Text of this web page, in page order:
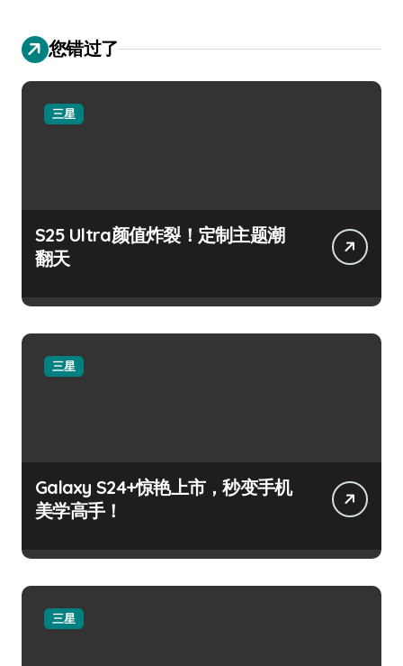
您错过了
三星
S25 Ultra颜值炸裂！定制主题潮
翻天
三星
Galaxy S24+惊艳上市，秒变手机
美学高手！
三星